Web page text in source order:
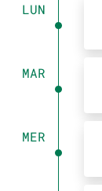
LUN
MAR
MER